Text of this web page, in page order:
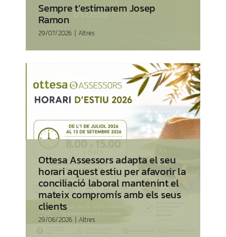
Sempre t’estimarem Josep
Ramon
29/07/2026 | Altres
Ottesa Assessors adapta el seu
horari aquest estiu per afavorir la
conciliació laboral mantenint el
mateix compromís amb els seus
clients
29/06/2026 | Altres